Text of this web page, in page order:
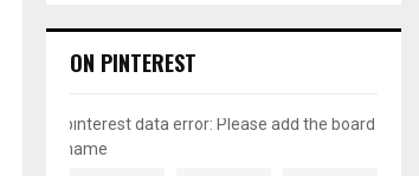
ON PINTEREST
pinterest data error: Please add the board
name